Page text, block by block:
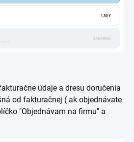
údaje a dresu doručenia
od fakturačnej ( ak objednávate
"Objednávam na firmu" a